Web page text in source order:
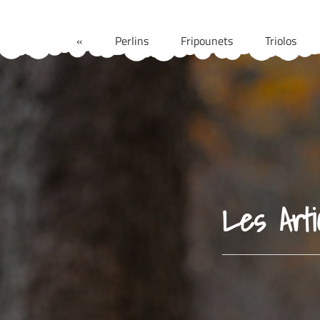
« Perlins Fripounets Triolos
Les